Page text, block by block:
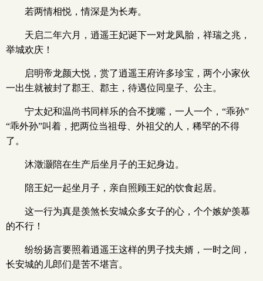
若两情相悦，情深是为长寿。
天启二年六月，逍遥王妃诞下一对龙凤胎，祥瑞之兆，
举城欢庆！
启明帝龙颜大悦，赏了逍遥王府许多珍宝，两个小家伙
一出生就被封了郡王、郡主，待遇位同皇子、公主。
宁太妃和温尚书同样乐的合不拢嘴，一人一个，“乖孙”
“乖外孙”叫着，把两位当祖母、外祖父的人，稀罕的不得
了。
沐澂灏陪在生产后坐月子的王妃身边。
陪王妃一起坐月子，亲自照顾王妃的饮食起居。
这一行为真是羡煞长安城众多女子的心，个个嫉妒羡慕
的不行！
纷纷扬言要照着逍遥王这样的男子找夫婿，一时之间，
长安城的儿郎们是苦不堪言。